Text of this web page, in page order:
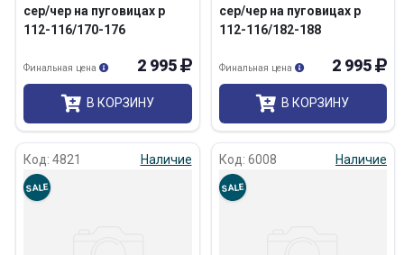
сер/чер на пуговицах р
112-116/170-176
2 995
Финальная цена
В КОРЗИНУ
сер/чер на пуговицах р
112-116/182-188
2 995
Финальная цена
В КОРЗИНУ
Код: 4821 Наличие
SALE
Код: 6008 Наличие
SALE